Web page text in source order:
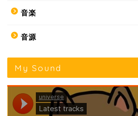
音楽
音源
My Sound